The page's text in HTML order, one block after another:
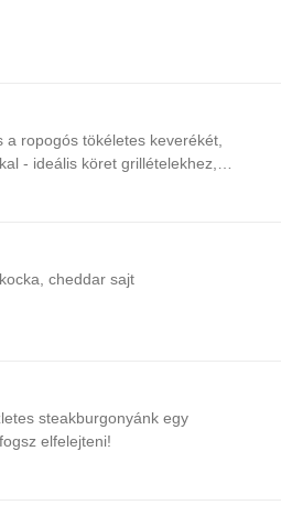
ropogós tökéletes keverékét,
- ideális köret grillételekhez,
cheddar sajt
steakburgonyánk egy
elfelejteni!